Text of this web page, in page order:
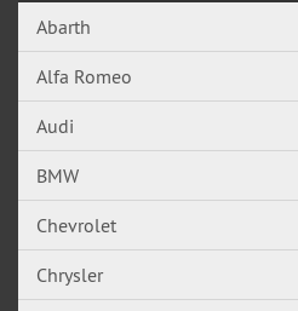
Abarth
Alfa Romeo
Audi
BMW
Chevrolet
Chrysler